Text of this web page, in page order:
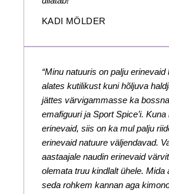
KADI MÖLDER
“Minu natuuris on palju
alates kutilikust kuni hõljuva
jättes värvigammasse ka
emafiguuri ja Sport Spice’i.
erinevaid, siis on ka mul palju
erinevaid natuure väljendavad.
aastaajale naudin erinevaid
olemata truu kindlalt ühele. Mida
seda rohkem kannan aga